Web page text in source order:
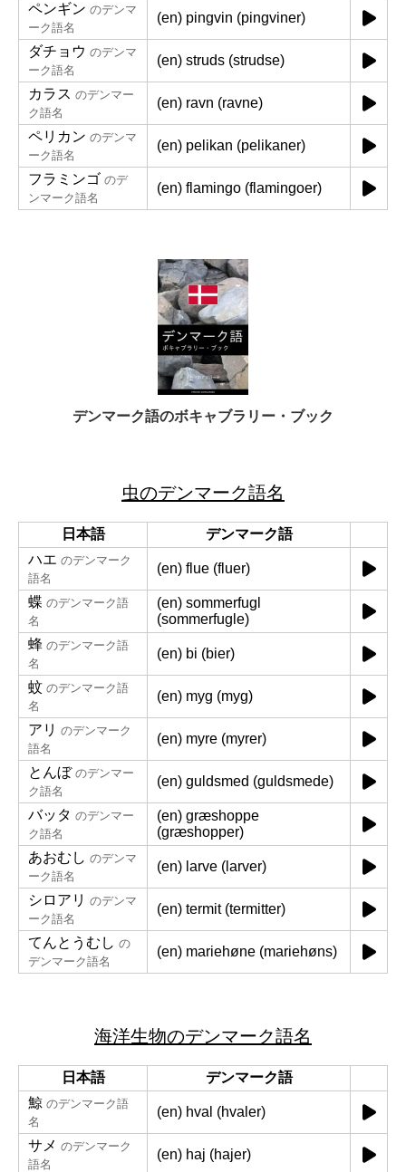
ペンギン のデンマ
ーク語名
(en) pingvin (pingviner)
ダチョウ のデンマ
ーク語名
(en) struds (strudse)
カラス のデンマー
ク語名
(en) ravn (ravne)
ペリカン のデンマ
ーク語名
(en) pelikan (pelikaner)
フラミンゴ のデ
ンマーク語名
(en) flamingo (flamingoer)
デンマーク語のボキャブラリー・ブック
虫のデンマーク語名
日本語
デンマーク語
ハエ のデンマーク
語名
(en) flue (fluer)
蝶 のデンマーク語
名
(en) sommerfugl
(sommerfugle)
蜂 のデンマーク語
名
(en) bi (bier)
蚊 のデンマーク語
名
(en) myg (myg)
アリ のデンマーク
語名
(en) myre (myrer)
とんぼ のデンマー
ク語名
(en) guldsmed (guldsmede)
バッタ のデンマー
ク語名
(en) græshoppe
(græshopper)
あおむし のデンマ
ーク語名
(en) larve (larver)
シロアリ のデンマ
ーク語名
(en) termit (termitter)
てんとうむし の
デンマーク語名
(en) mariehøne (mariehøns)
海洋生物のデンマーク語名
日本語
デンマーク語
鯨 のデンマーク語
名
(en) hval (hvaler)
サメ のデンマーク
語名
(en) haj (hajer)